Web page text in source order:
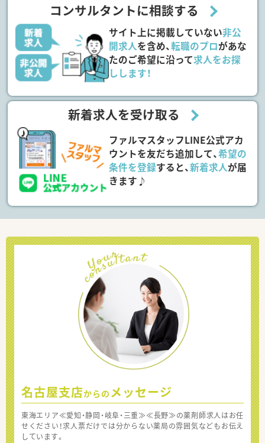
コンサルタントに相談する
サイト上に掲載していない非公
開求人を含め、転職のプロがあな
たのご希望に沿って求人をお探
しします！
新着求人を受け取る
ファルマスタッフLINE公式アカ
ウントを友だち追加して、希望の
条件を登録すると、新着求人が届
きます♪
名古屋支店からの メッセージ
東海エリア≪愛知・静岡・岐阜・三重≫≪長野≫の薬剤師求人はお任
せください！求人票だけでは分からない薬局の雰囲気などもお伝え
しています。